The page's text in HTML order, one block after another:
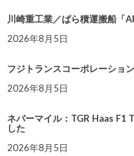
川崎重工業／ばら積運搬船「
2026年8月5日
フジトランスコーポレーショ
2026年8月5日
ネバーマイル：TGR Haas F1
した
2026年8月5日